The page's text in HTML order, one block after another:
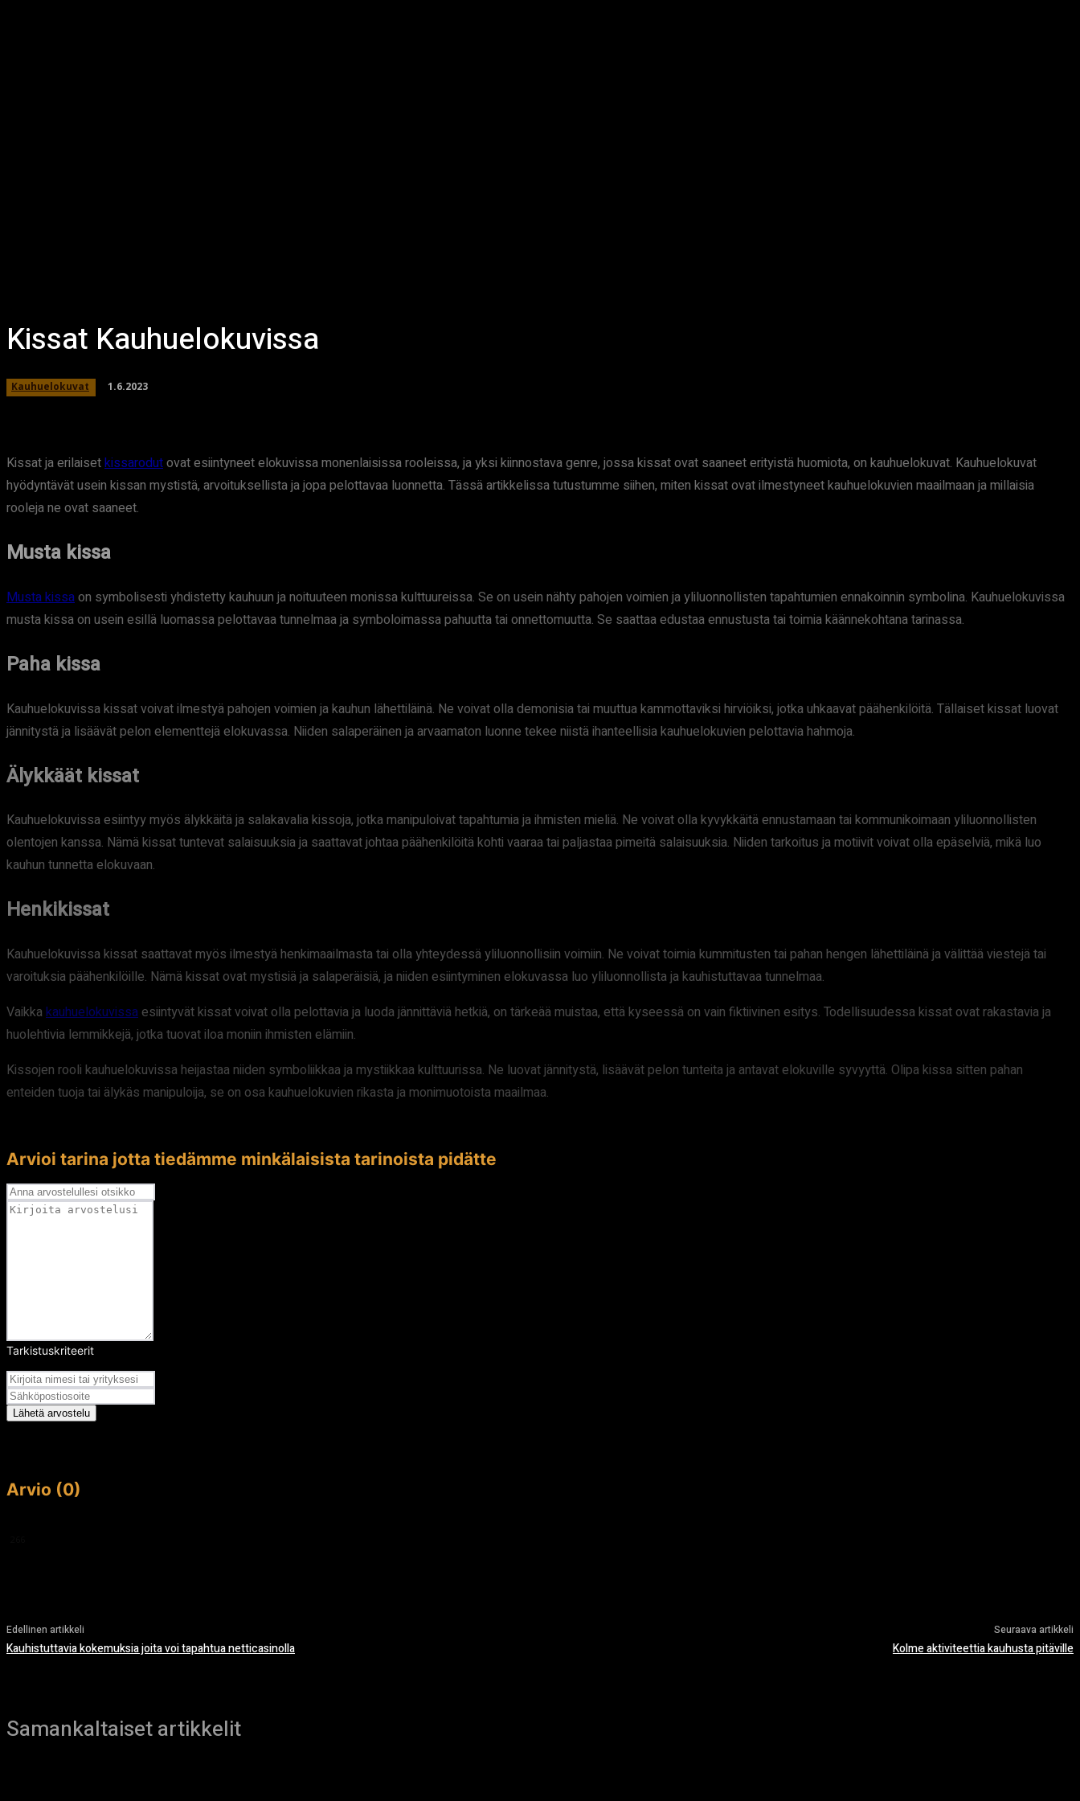
Kissat Kauhuelokuvissa
Kauhuelokuvat 1.6.2023
Kissat ja erilaisetkissarodutovat esiintyneet elokuvissa monenlaisissa rooleissa, ja yksi kiinnostava genre, jossa kissat ovat saaneet erityistä huomiota, on kauhuelokuvat. Kauhuelokuvat
hyödyntävät usein kissan mystistä, arvoituksellista ja jopa pelottavaa luonnetta. Tässä artikkelissa tutustumme siihen, miten kissat ovat ilmestyneet kauhuelokuvien maailmaan ja millaisia
rooleja ne ovat saaneet.
Musta kissa
Musta kissaon symbolisesti yhdistetty kauhuun ja noituuteen monissa kulttuureissa. Se on usein nähty pahojen voimien ja yliluonnollisten tapahtumien ennakoinnin symbolina. Kauhuelokuvissa
musta kissa on usein esillä luomassa pelottavaa tunnelmaa ja symboloimassa pahuutta tai onnettomuutta. Se saattaa edustaa ennustusta tai toimia käännekohtana tarinassa.
Paha kissa
Kauhuelokuvissa kissat voivat ilmestyä pahojen voimien ja kauhun lähettiläinä. Ne voivat olla demonisia tai muuttua kammottaviksi hirviöiksi, jotka uhkaavat päähenkilöitä. Tällaiset kissat luovat
jännitystä ja lisäävät pelon elementtejä elokuvassa. Niiden salaperäinen ja arvaamaton luonne tekee niistä ihanteellisia kauhuelokuvien pelottavia hahmoja.
Älykkäät kissat
Kauhuelokuvissa esiintyy myös älykkäitä ja salakavalia kissoja, jotka manipuloivat tapahtumia ja ihmisten mieliä. Ne voivat olla kyvykkäitä ennustamaan tai kommunikoimaan yliluonnollisten
olentojen kanssa. Nämä kissat tuntevat salaisuuksia ja saattavat johtaa päähenkilöitä kohti vaaraa tai paljastaa pimeitä salaisuuksia. Niiden tarkoitus ja motiivit voivat olla epäselviä, mikä luo
kauhun tunnetta elokuvaan.
Henkikissat
Kauhuelokuvissa kissat saattavat myös ilmestyä henkimaailmasta tai olla yhteydessä yliluonnollisiin voimiin. Ne voivat toimia kummitusten tai pahan hengen lähettiläinä ja välittää viestejä tai
varoituksia päähenkilöille. Nämä kissat ovat mystisiä ja salaperäisiä, ja niiden esiintyminen elokuvassa luo yliluonnollista ja kauhistuttavaa tunnelmaa.
Vaikka kauhuelokuvissa esiintyvät kissat voivat olla pelottavia ja luoda jännittäviä hetkiä, on tärkeää muistaa, että kyseessä on vain fiktiivinen esitys. Todellisuudessa kissat ovat rakastavia ja
huolehtivia lemmikkejä, jotka tuovat iloa moniin ihmisten elämiin.
Kissojen rooli kauhuelokuvissa heijastaa niiden symboliikkaa ja mystiikkaa kulttuurissa. Ne luovat jännitystä, lisäävät pelon tunteita ja antavat elokuville syvyyttä. Olipa kissa sitten pahan
enteiden tuoja tai älykäs manipuloija, se on osa kauhuelokuvien rikasta ja monimuotoista maailmaa.
Arvioi tarina jotta tiedämme minkälaisista tarinoista pidätte
Tarkistuskriteerit
Lähetä arvostelu
Arvio (0)
Edellinen artikkeli
Kauhistuttavia kokemuksia joita voi tapahtua netticasinolla
Seuraava artikkeli
Kolme aktiviteettia kauhusta pitäville
Samankaltaiset artikkelit